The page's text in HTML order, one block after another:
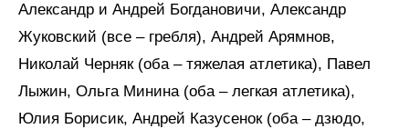
Александр и Андрей Богдановичи, Александр
Жуковский (все – гребля), Андрей Арямнов,
Николай Черняк (оба – тяжелая атлетика), Павел
Лыжин, Ольга Минина (оба – легкая атлетика),
Юлия Борисик, Андрей Казусенок (оба – дзюдо,